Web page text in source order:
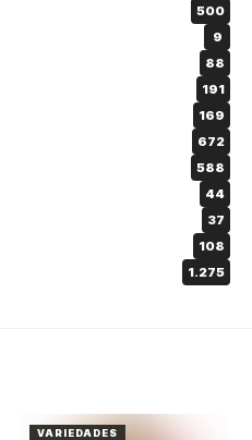
500
9
88
191
169
672
588
44
37
108
1.275
VARIEDADES